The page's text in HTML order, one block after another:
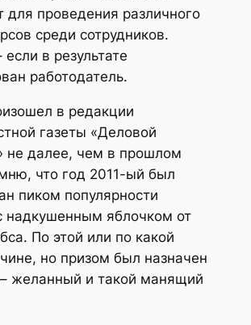
для проведения различного
среди сотрудников.
в результате
работодатель.
в редакции
газеты «Деловой
не далее, чем в прошлом
что год 2011-ый был
пиком популярности
надкушенным яблочком от
По этой или по какой
но призом был назначен
желанный и такой манящий